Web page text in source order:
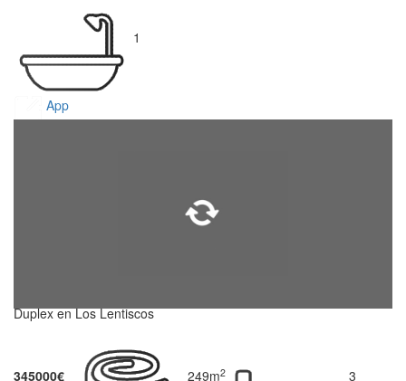
1
App
Duplex en Los Lentiscos
345000€ 249m2 3